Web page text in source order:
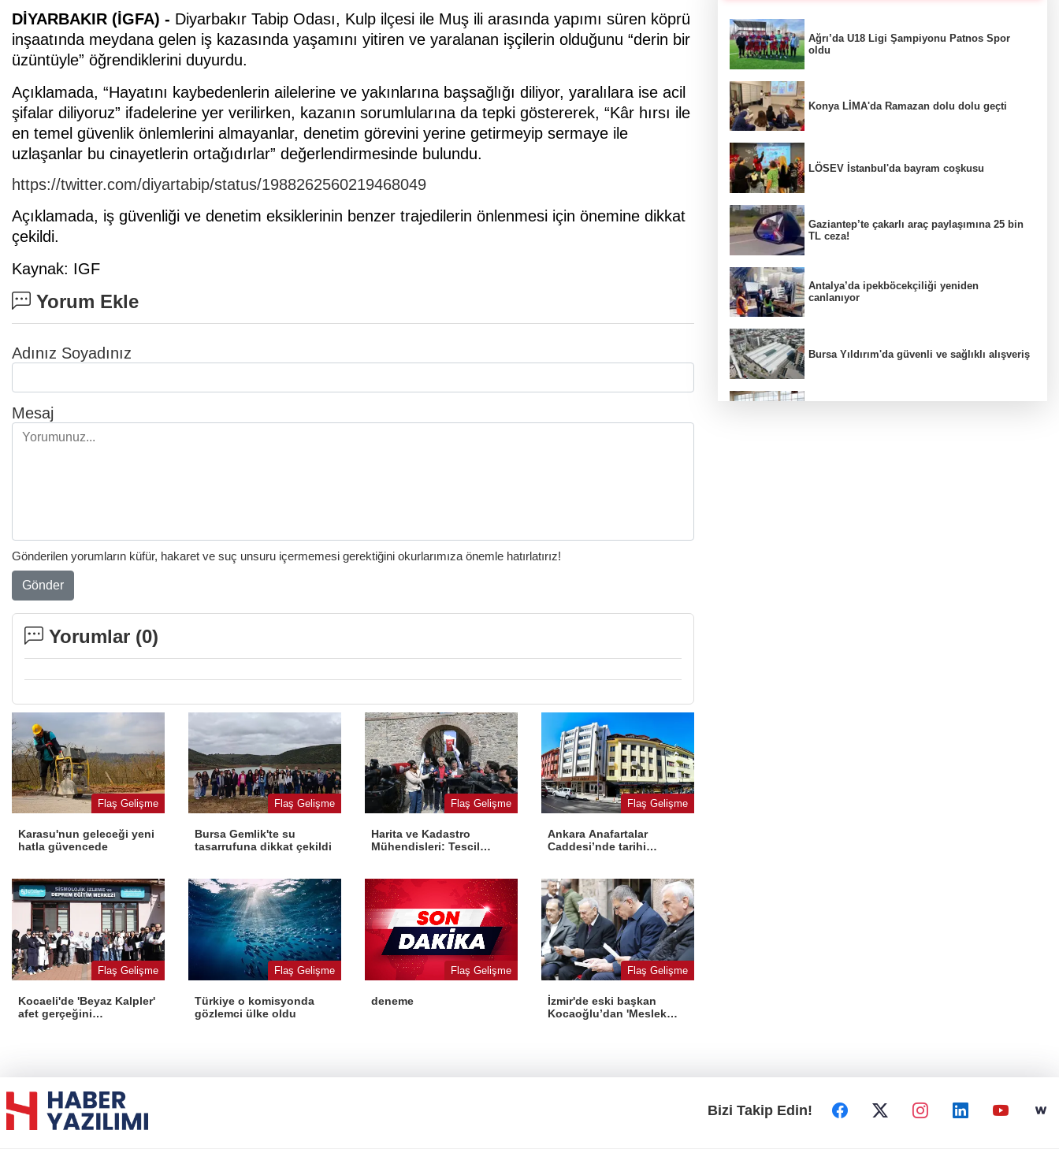
DİYARBAKIR (İGFA) - Diyarbakır Tabip Odası, Kulp ilçesi ile Muş ili arasında yapımı süren köprü
inşaatında meydana gelen iş kazasında yaşamını yitiren ve yaralanan işçilerin olduğunu “derin bir
üzüntüyle” öğrendiklerini duyurdu.
Açıklamada, “Hayatını kaybedenlerin ailelerine ve yakınlarına başsağlığı diliyor, yaralılara ise acil
şifalar diliyoruz” ifadelerine yer verilirken, kazanın sorumlularına da tepki göstererek, “Kâr hırsı ile
en temel güvenlik önlemlerini almayanlar, denetim görevini yerine getirmeyip sermaye ile
uzlaşanlar bu cinayetlerin ortağıdırlar” değerlendirmesinde bulundu.
https://twitter.com/diyartabip/status/1988262560219468049
Açıklamada, iş güvenliği ve denetim eksiklerinin benzer trajedilerin önlenmesi için önemine dikkat
çekildi.
Kaynak: IGF
Yorum Ekle
Adınız Soyadınız
Mesaj
Gönderilen yorumların küfür, hakaret ve suç unsuru içermemesi gerektiğini okurlarımıza önemle hatırlatırız!
Gönder
Yorumlar (0)
Flaş Gelişme
Karasu'nun geleceği yeni
hatla güvencede
Flaş Gelişme
Bursa Gemlik'te su
tasarrufuna dikkat çekildi
Flaş Gelişme
Harita ve Kadastro
Mühendisleri: Tescil
Flaş Gelişme
Ankara Anafartalar
Caddesi’nde tarihi
Flaş Gelişme
Kocaeli'de 'Beyaz Kalpler'
afet gerçeğini
Flaş Gelişme
Türkiye o komisyonda
gözlemci ülke oldu
Flaş Gelişme
deneme
Flaş Gelişme
İzmir'de eski başkan
Kocaoğlu’dan 'Meslek
Ağrı’da U18 Ligi Şampiyonu Patnos Spor
oldu
Konya LİMA'da Ramazan dolu dolu geçti
LÖSEV İstanbul'da bayram coşkusu
Gaziantep’te çakarlı araç paylaşımına 25 bin
TL ceza!
Antalya’da ipekböcekçiliği yeniden
canlanıyor
Bursa Yıldırım'da güvenli ve sağlıklı alışveriş
Bizi Takip Edin!